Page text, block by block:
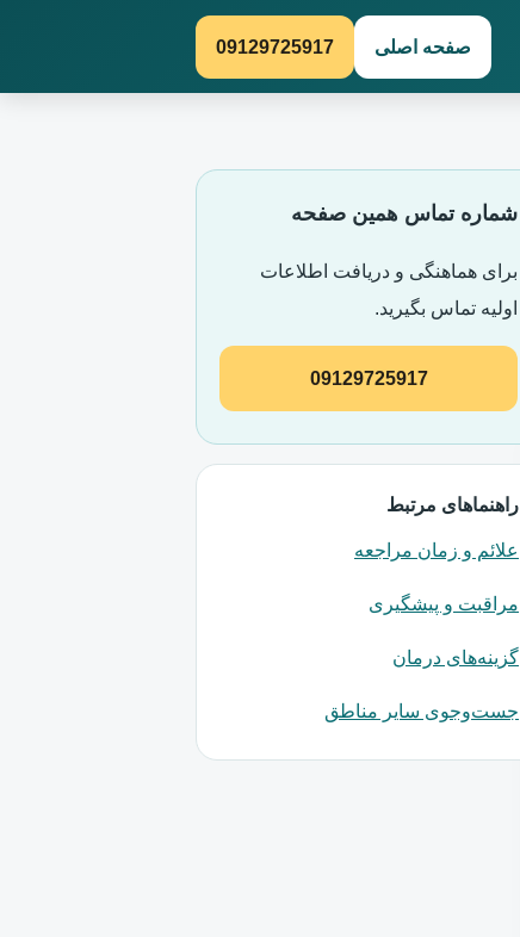
صفحه اصلی 09129725917
شماره تماس همین صفحه
برای هماهنگی و دریافت اطلاعات
اولیه تماس بگیرید.
09129725917
راهنماهای مرتبط
علائم و زمان مراجعه
مراقبت و پیشگیری
گزینه‌های درمان
جست‌وجوی سایر مناطق